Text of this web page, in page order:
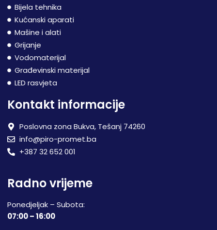
Bijela tehnika
Kućanski aparati
Mašine i alati
Grijanje
Vodomaterijal
Građevinski materijal
LED rasvjeta
Kontakt informacije
Poslovna zona Bukva, Tešanj 74260
info@piro-promet.ba
+387 32 652 001
Radno vrijeme
Ponedjeljak – Subota:
07:00 – 16:00